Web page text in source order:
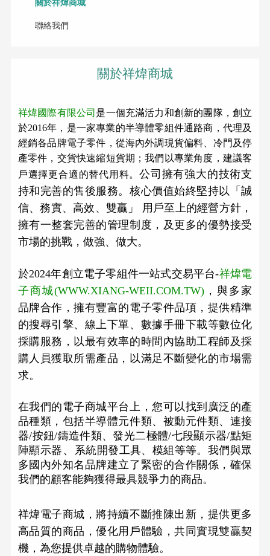
關於祥煒商城
聯絡我們
關於祥煒商城
祥煒國際有限公司 是一個充滿活力和創新的團隊，創立
於2016年，是一家專業的半導體零組件通路商，代理及
經銷各品牌電子零件，從海內外調現貨偏料、冷門及停
產零件，交貨快速縮短貨期；我們以專業角度，建議客
戶選擇更合適的替代用料。公司擁有強大的技術支
持和完善的售後服務。核心價值始終堅持以「誠
信、務實、高效、雙贏」 用戶至上的經營方針，
擁有一整套完善的管理制度，及更多的優勢接受
市場的挑戰，做強、做大。
於2024年創立電子零組件一站式交易平台-祥煒電
子商城(WWW.XIANG-WEII.COM.TW)，與多家
品牌合作，擁有豐富的電子零件品項，提供精準
的搜尋引擎、線上下單、數據手冊下載等數位化
採購服務，以最有效率的時間內協助工程師及採
購人員獲取所需產品，以滿足不斷變化的市場需
求。
在我們的電子商城平台上，您可以找到廣泛的產
品種類，包括半導體元件類、被動元件類、連接
器/按鈕/鑄造件類、發光二極體/七段顯示器/點矩
陣顯示器 、
系統開發工具、模組等等。我們與眾
多國內外知名品牌建立了緊密的合作關係，確保
我們的顧客能夠獲得最具競爭力的商品。
祥煒電子商城，將持續不斷推陳出新，提供更多
高品質的商品，優化用戶體驗，共同實現雙贏契
機，為您提供卓越的購物體驗。